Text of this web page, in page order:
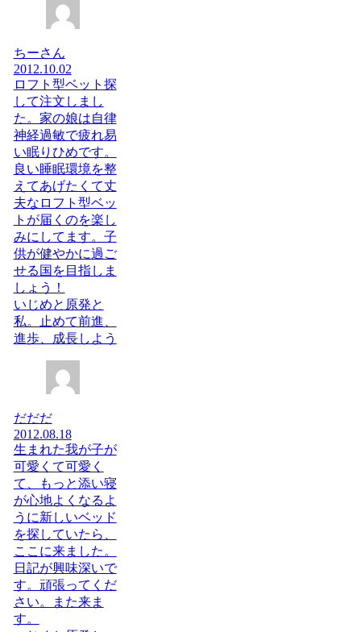
ちーさん
2012.10.02
ロフト型ベット探
して注文しまし
た。家の娘は自律
神経過敏で疲れ易
い眠りひめです。
良い睡眠環境を整
えてあげたくて丈
夫なロフト型ベッ
トが届くのを楽し
みにしてます。子
供が健やかに過ご
せる国を目指しま
しょう！
いじめと原発と
私。止めて前進、
進歩、成長しよう
だだだ
2012.08.18
生まれた我が子が
可愛くて可愛く
て、もっと添い寝
が心地よくなるよ
うに新しいベッド
を探していたら、
ここに来ました。
日記が興味深いで
す。頑張ってくだ
さい。また来ま
す。